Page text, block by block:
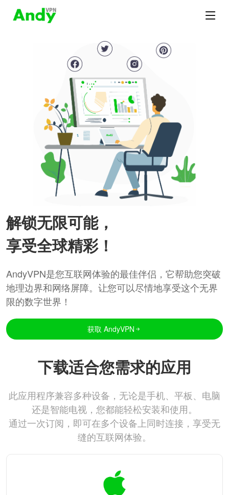
解锁无限可能，
享受全球精彩！
AndyVPN是您互联网体验的最佳伴侣，它帮助您突破
地理边界和网络屏障。让您可以尽情地享受这个无界
限的数字世界！
获取 AndyVPN
下载适合您需求的应用
此应用程序兼容多种设备，无论是手机、平板、电脑
还是智能电视，您都能轻松安装和使用。
通过一次订阅，即可在多个设备上同时连接，享受无
缝的互联网体验。